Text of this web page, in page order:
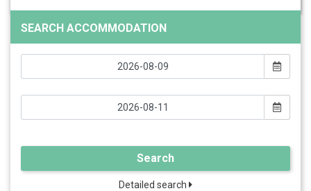
SEARCH ACCOMMODATION
Search
Detailed search